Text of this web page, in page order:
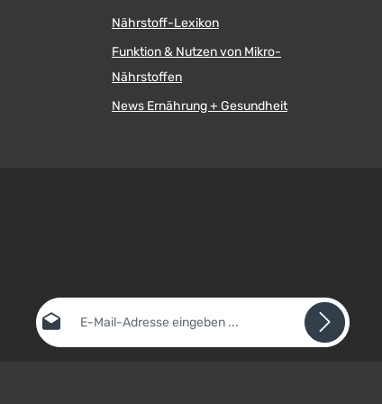
Nährstoff-Lexikon
Funktion & Nutzen von Mikro-
Nährstoffen
News Ernährung + Gesundheit
E-Mail-Adresse*